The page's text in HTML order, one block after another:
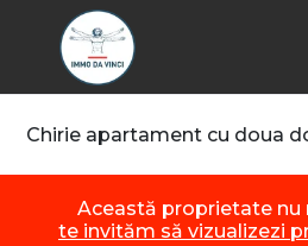
Chirie apartament cu doua
Această proprietate nu
te invităm să vizualizezi